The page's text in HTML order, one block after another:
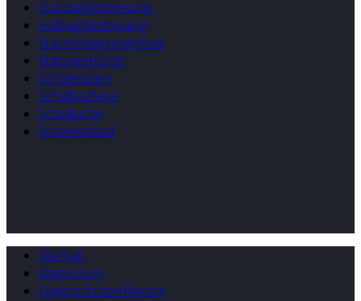
Ganztagsbetreuung
Halbtagsbetreuung
Nachmittagsangebote
Naturwerkstatt
Schülerladen
Schulbücherei
Schulküche
Schwimmbad
Sitemap
Impressum
Datenschutzerklärung